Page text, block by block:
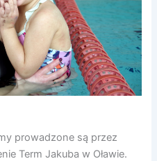
prowadzone są przez
Term Jakuba w Oławie.